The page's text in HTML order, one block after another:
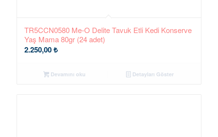
TR5CCN0580 Me-O Delite Tavuk Etli Kedi Konserve
Yaş Mama 80gr (24 adet)
2.250,00₺
Devamını oku Detayları Göster